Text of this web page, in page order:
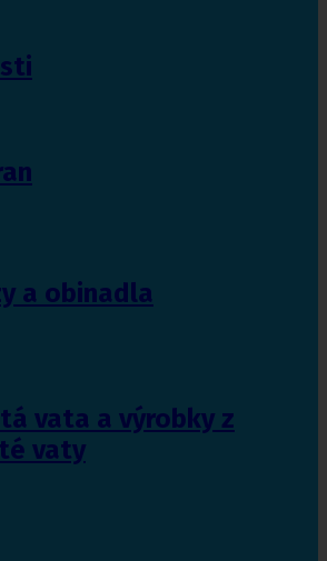
a obinadla
vata a výrobky z
vaty